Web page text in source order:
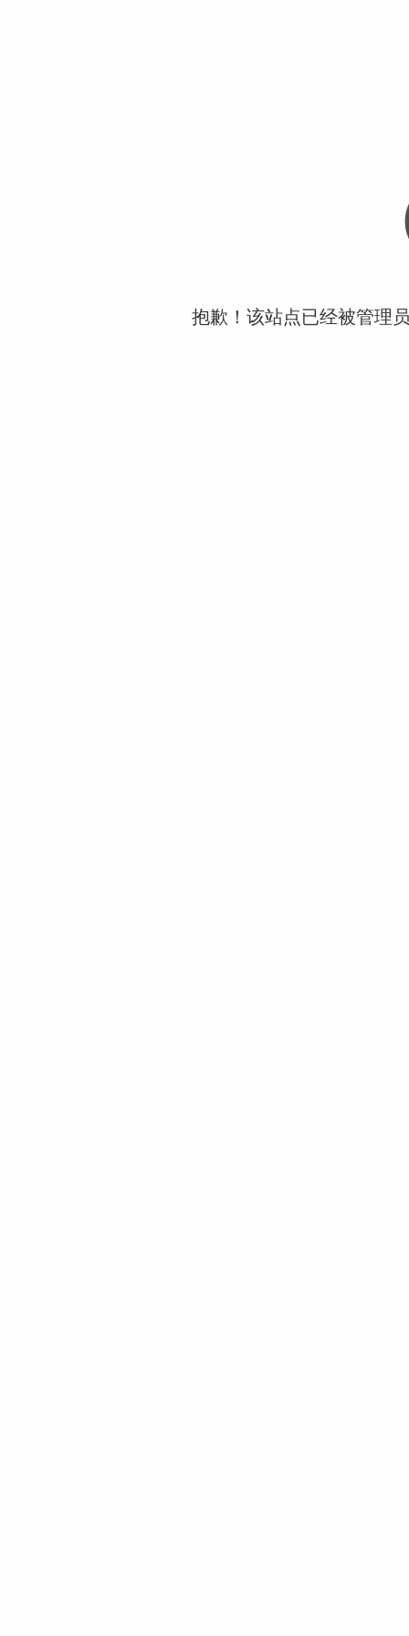
抱歉！该站点已经被管理